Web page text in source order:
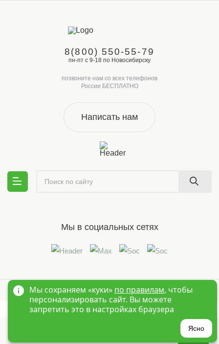
?
8(800) 550-55-79
пн-пт с 9-18 по Новосибирску
позвоните нам со всех телефонов
России БЕСПЛАТНО
Написать нам
Мы в социальных сетях
© 1995-2026 Оптовый интернет магазин детской одежды «Краски
Детства»Новосибирск
Мы сохраняем «куки» по правилам, чтобы
персонализировать сайт. Вы можете
запретить это в настройках браузера
Ясно